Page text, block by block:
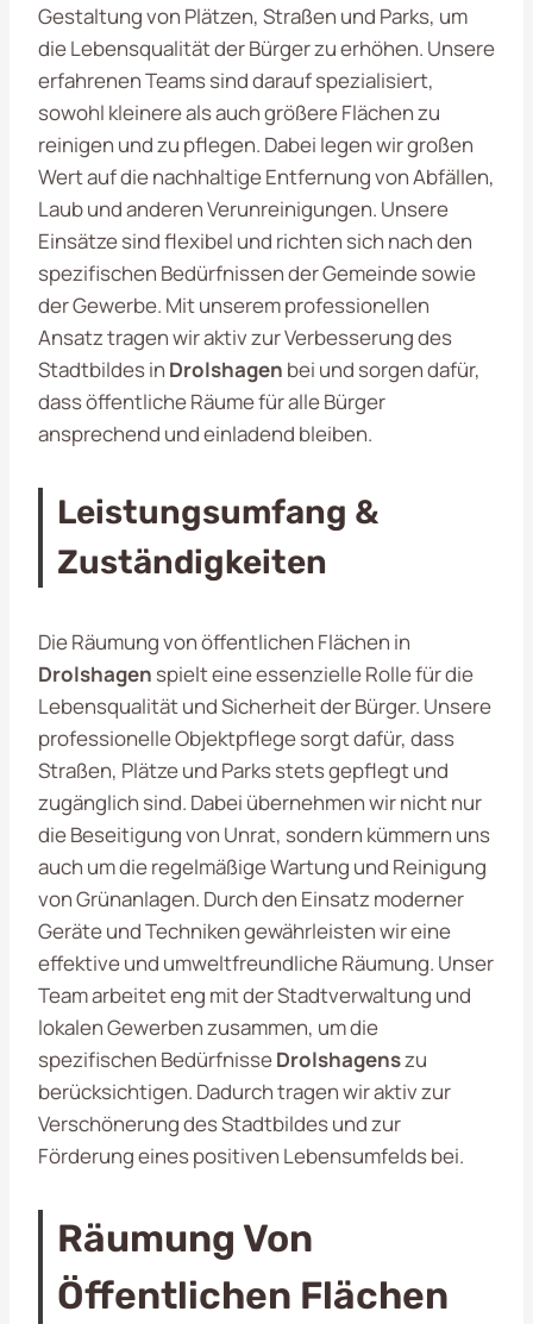
Gestaltung von Plätzen, Straßen und Parks, um
die Lebensqualität der Bürger zu erhöhen. Unsere
erfahrenen Teams sind darauf spezialisiert,
sowohl kleinere als auch größere Flächen zu
reinigen und zu pflegen. Dabei legen wir großen
Wert auf die nachhaltige Entfernung von Abfällen,
Laub und anderen Verunreinigungen. Unsere
Einsätze sind flexibel und richten sich nach den
spezifischen Bedürfnissen der Gemeinde sowie
der Gewerbe. Mit unserem professionellen
Ansatz tragen wir aktiv zur Verbesserung des
Stadtbildes in Drolshagen bei und sorgen dafür,
dass öffentliche Räume für alle Bürger
ansprechend und einladend bleiben.
Leistungsumfang &
Zuständigkeiten
Die Räumung von öffentlichen Flächen in
Drolshagen spielt eine essenzielle Rolle für die
Lebensqualität und Sicherheit der Bürger. Unsere
professionelle Objektpflege sorgt dafür, dass
Straßen, Plätze und Parks stets gepflegt und
zugänglich sind. Dabei übernehmen wir nicht nur
die Beseitigung von Unrat, sondern kümmern uns
auch um die regelmäßige Wartung und Reinigung
von Grünanlagen. Durch den Einsatz moderner
Geräte und Techniken gewährleisten wir eine
effektive und umweltfreundliche Räumung. Unser
Team arbeitet eng mit der Stadtverwaltung und
lokalen Gewerben zusammen, um die
spezifischen BedürfnisseDrolshagenszu
berücksichtigen. Dadurch tragen wir aktiv zur
Verschönerung des Stadtbildes und zur
Förderung eines positiven Lebensumfelds bei.
Räumung Von
Öffentlichen Flächen